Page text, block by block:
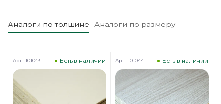
Аналоги по толщине Аналоги по размеру
Есть в наличии
Арт.: 101043 Есть в наличии
Арт.: 101044